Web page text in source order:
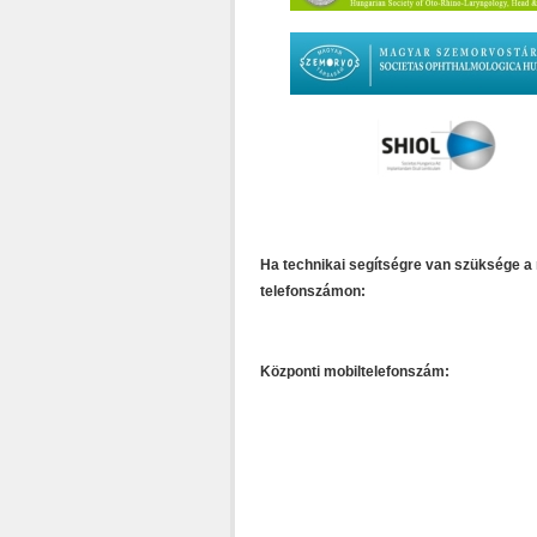
Ha technikai segítségre van szüksége
telefonszámon:
Központi mobiltelefonszám: